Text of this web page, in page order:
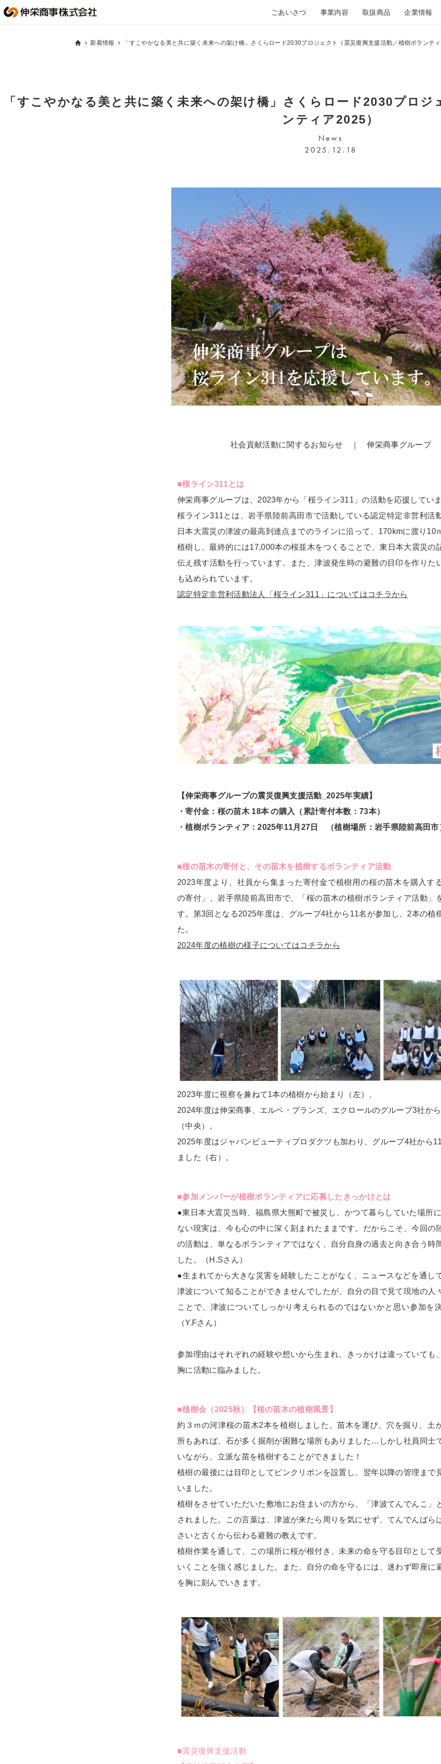
ごあいさつ 事業内容 取扱商品 企業情報
新着情報 「すこやかなる美と共に築く未来への架け橋」さくらロード2030プロジェクト（震災復興支援活動／植樹ボランテ
「すこやかなる美と共に築く未来への架け橋」さくらロード2030プロ
ンティア2025）
News
2025.12.18
社会貢献活動に関するお知らせ ｜ 伸栄商事グループ
■桜ライン311とは
伸栄商事グループは、2023年から「桜ライン311」の活動を応援してい
桜ライン311とは、岩手県陸前高田市で活動している認定特定非営利活
日本大震災の津波の最高到達点までのラインに沿って、170kmに渡り10
植樹し、最終的には17,000本の桜並木をつくることで、東日本大震災の
伝え残す活動を行っています。また、津波発生時の避難の目印を作りた
も込められています。
認定特定非営利活動法人「桜ライン311」についてはコチラから
【伸栄商事グループの震災復興支援活動_2025年実績】
・寄付金：桜の苗木 18本 の購入（累計寄付本数：73本）
・植樹ボランティア：2025年11月27日 （植樹場所：岩手県陸前高田市
■桜の苗木の寄付と、その苗木を植樹するボランティア活動
2023年度より、社員から集まった寄付金で植樹用の桜の苗木を購入す
の寄付」、岩手県陸前高田市で、「桜の苗木の植樹ボランティア活動」
す。第3回となる2025年度は、グループ4社から11名が参加し、2本の植
た。
2024年度の植樹の様子についてはコチラから
2023年度に視察を兼ねて1本の植樹から始まり（左）、
2024年度は伸栄商事、エルベ・プランズ、エクロールのグループ3社か
（中央）。
2025年度はジャパンビューティプロダクツも加わり、グループ4社から
ました（右）。
■参加メンバーが植樹ボランティアに応募したきっかけとは
●東日本大震災当時、福島県大熊町で被災し、かつて暮らしていた場所
ない現実は、今も心の中に深く刻まれたままです。だからこそ、今回の
の活動は、単なるボランティアではなく、自分自身の過去と向き合う時
した。（H.Sさん）
●生まれてから大きな災害を経験したことがなく、ニュースなどを通し
津波について知ることができませんでしたが、自分の目で見て現地の人
ことで、津波についてしっかり考えられるのではないかと思い参加を
（Y.Fさん）
参加理由はそれぞれの経験や想いから生まれ、きっかけは違っていても
胸に活動に臨みました。
■植樹会（2025秋）【桜の苗木の植樹風景】
約３ｍの河津桜の苗木2本を植樹しました。苗木を運び、穴を掘り、土
所もあれば、石が多く掘削が困難な場所もありました…しかし社員同士
いながら、立派な苗を植樹することができました！
植樹の最後には目印としてピンクリボンを設置し、翌年以降の管理まで
いました。
植樹をさせていただいた敷地にお住まいの方から、「津波てんでんこ」
されました。この言葉は、津波が来たら周りを気にせず、てんでんばら
さいと古くから伝わる避難の教えです。
植樹作業を通して、この場所に桜が根付き、未来の命を守る目印として
いくことを強く感じました。また、自分の命を守るには、迷わず即座に
を胸に刻んでいきます。
■震災復興支援活動